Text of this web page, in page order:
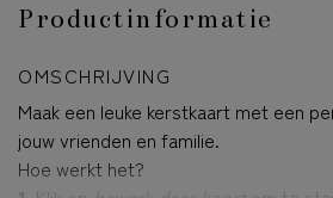
Productinformatie
OMSCHRIJVING
Maak een leuke kerstkaart met een
jouw vrienden en familie.
Hoe werkt het?